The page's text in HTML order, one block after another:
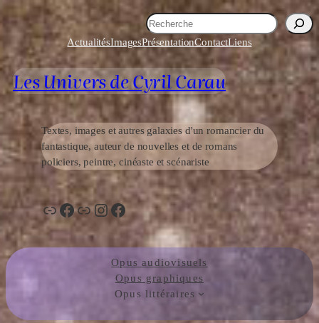
Aller
au
R
e
h
e
h
e
r
ActualitésImagesPrésentationContactLiens
Les Univers de Cyril Carau
Textes, images et autres galaxies d'un romancier du
fantastique, auteur de nouvelles et de romans
policiers, peintre, cinéaste et scénariste
Lien Facebook Lien Instagram Facebook
Opus audiovisuels
Opus graphiques
Opus littéraires